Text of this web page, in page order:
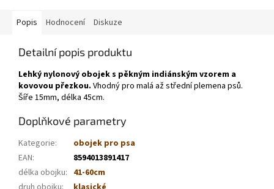
Popis Hodnocení Diskuze
Detailní popis produktu
Lehký nylonový obojek s pěkným indiánským vzorem a
kovovou přezkou. Vhodný pro malá až střední plemena psů.
Šíře 15mm, délka 45cm.
Doplňkové parametry
Kategorie:
obojek pro psa
EAN:
8594013891417
délka obojku: 41-60cm